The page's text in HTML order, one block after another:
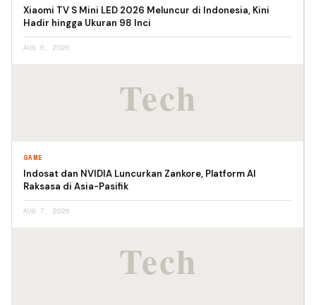
Xiaomi TV S Mini LED 2026 Meluncur di Indonesia, Kini
Hadir hingga Ukuran 98 Inci
AUG 6, 2026
GAME
Indosat dan NVIDIA Luncurkan Zankore, Platform AI
Raksasa di Asia-Pasifik
AUG 7, 2026